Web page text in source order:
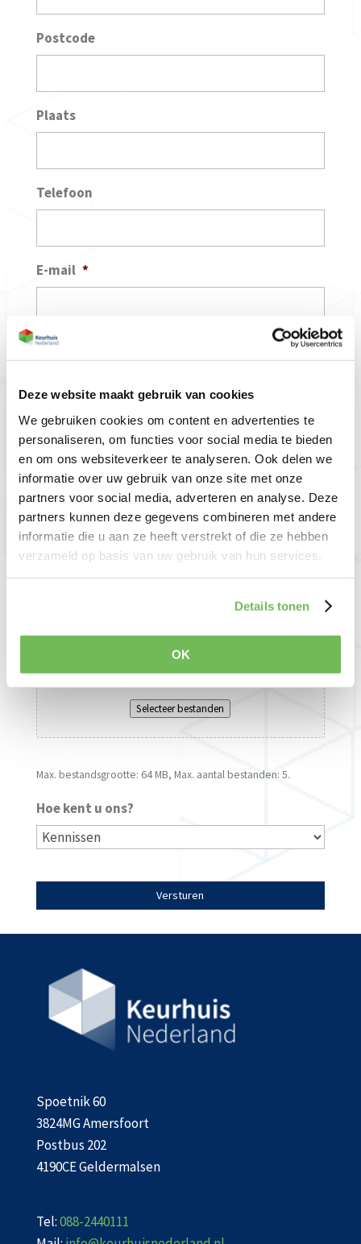
Deze website maakt gebruik van cookies
We gebruiken cookies om content en advertenties te
personaliseren, om functies voor social media te bieden
en om ons websiteverkeer te analyseren. Ook delen we
informatie over uw gebruik van onze site met onze
partners voor social media, adverteren en analyse. Deze
partners kunnen deze gegevens combineren met andere
informatie die u aan ze heeft verstrekt of die ze hebben
verzameld op basis van uw gebruik van hun services.
Details tonen
OK
Postcode
Plaats
Telefoon
E-mail *
Uw probleemstelling
Uw vraag aan Keurhuis Nederland
Bestanden
Selecteer bestanden
Max. bestandsgrootte: 64 MB, Max. aantal bestanden: 5.
Hoe kent u ons?
Spoetnik 60
3824MG Amersfoort
Postbus 202
4190CE Geldermalsen
Tel:088-2440111